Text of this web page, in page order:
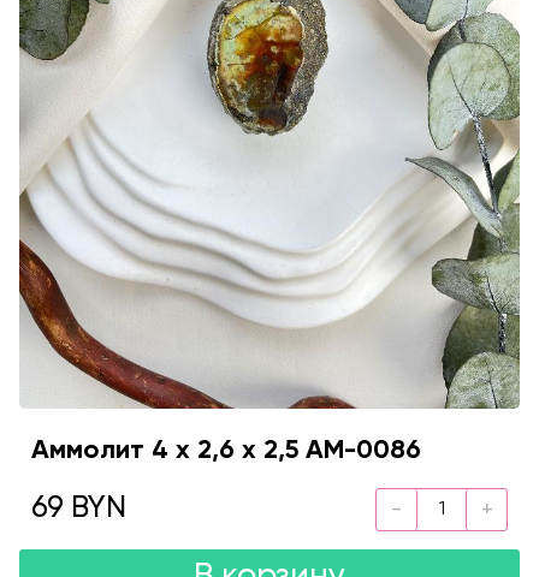
Аммолит 4 х 2,6 х 2,5 AM-0086
69 BYN